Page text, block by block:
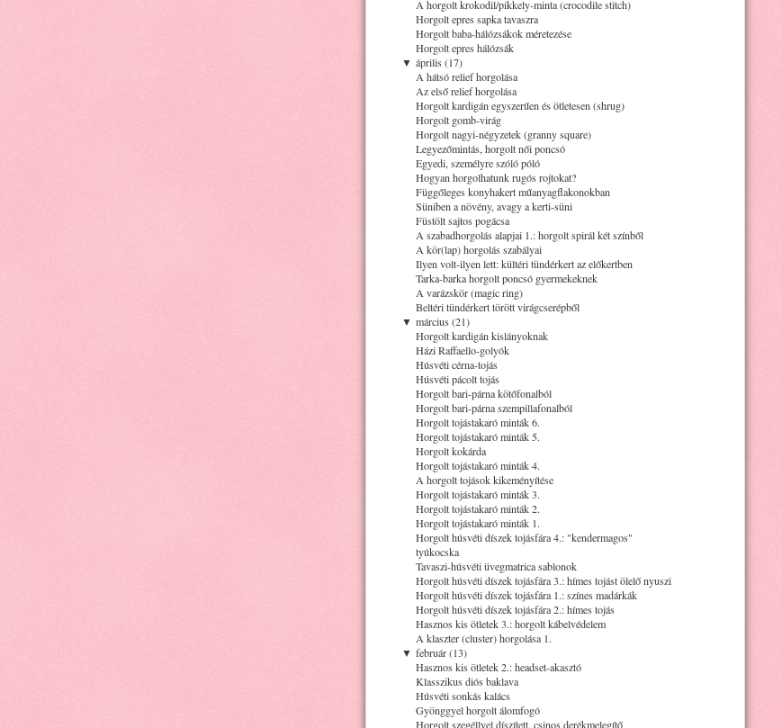
A horgolt krokodil/pikkely-minta (crocodile stitch)
Horgolt epres sapka tavaszra
Horgolt baba-hálózsákok méretezése
Horgolt epres hálózsák
▼ április (17)
A hátsó relief horgolása
Az első relief horgolása
Horgolt kardigán egyszerűen és ötletesen (shrug)
Horgolt gomb-virág
Horgolt nagyi-négyzetek (granny square)
Legyezőmintás, horgolt női poncsó
Egyedi, személyre szóló póló
Hogyan horgolhatunk rugós rojtokat?
Függőleges konyhakert műanyagflakonokban
Süniben a növény, avagy a kerti-süni
Füstölt sajtos pogácsa
A szabadhorgolás alapjai 1.: horgolt spirál két színből
A kör(lap) horgolás szabályai
Ilyen volt-ilyen lett: kültéri tündérkert az előkertben
Tarka-barka horgolt poncsó gyermekeknek
A varázskör (magic ring)
Beltéri tündérkert törött virágcserépből
▼ március (21)
Horgolt kardigán kislányoknak
Házi Raffaello-golyók
Húsvéti cérna-tojás
Húsvéti pácolt tojás
Horgolt bari-párna kötőfonalból
Horgolt bari-párna szempillafonalból
Horgolt tojástakaró minták 6.
Horgolt tojástakaró minták 5.
Horgolt kokárda
Horgolt tojástakaró minták 4.
A horgolt tojások kikeményítése
Horgolt tojástakaró minták 3.
Horgolt tojástakaró minták 2.
Horgolt tojástakaró minták 1.
Horgolt húsvéti díszek tojásfára 4.: "kendermagos"
tyúkocska
Tavaszi-húsvéti üvegmatrica sablonok
Horgolt húsvéti díszek tojásfára 3.: hímes tojást ölelő nyuszi
Horgolt húsvéti díszek tojásfára 1.: színes madárkák
Horgolt húsvéti díszek tojásfára 2.: hímes tojás
Hasznos kis ötletek 3.: horgolt kábelvédelem
A klaszter (cluster) horgolása 1.
▼ február (13)
Hasznos kis ötletek 2.: headset-akasztó
Klasszikus diós baklava
Húsvéti sonkás kalács
Gyönggyel horgolt álomfogó
Horgolt szegéllyel díszített, csinos derékmelegítő